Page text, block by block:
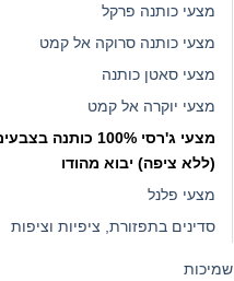
מצעי כותנה פרקל
מצעי כותנה סרוקה אל קמט
מצעי סאטן כותנה
מצעי יוקרה אל קמט
מצעי ג'רסי 100% כותנה
(ללא ציפה) יבוא מהודו
מצעי פלנל
סדינים בתפזורת, ציפיות וציפות
שמיכות